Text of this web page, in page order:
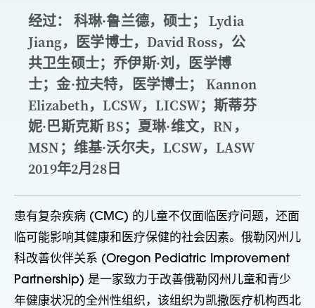
经过： 科琳·鲁兰德，硕士； Lydia
Jiang，医学博士，David Ross，公
共卫生硕士；乔伊斯·刘，医学博
士；金·拉夫特，医学博士； Kannon
Elizabeth，LCSW，LICSW；斯蒂芬
妮·巴斯克斯 BS；夏琳·维文，RN，
MSN；维基·沃尔夫，LCSW，LASW
2019年2月28日
患有复杂疾病 (CMC) 的儿童不仅面临医疗问题，还面
临可能影响其健康和医疗保健的社会因素。俄勒冈州儿
科改善伙伴关系 (Oregon Pediatric Improvement
Partnership) 是一家致力于改善俄勒冈州儿童和青少
年健康状况的全州性组织，该组织为凯撒医疗机构西北